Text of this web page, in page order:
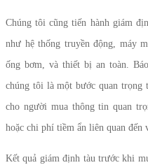
Chúng tôi cũng tiến hành giám
như hệ thống truyền động, máy
ống bơm, và thiết bị an toàn.
chúng tôi là một bước quan trọng
cho người mua thông tin quan
hoặc chi phí tiềm ẩn liên quan đến
Kết quả giám định tàu trước khi